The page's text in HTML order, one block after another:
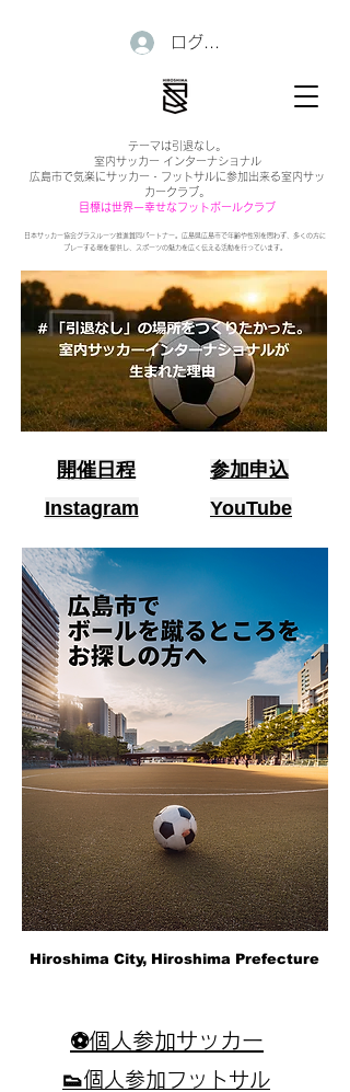
日本サッカー協会グラスルーツ推進賛同パートナー。広島県広島市で年齢や性別を問わず、多くの方に
プレーする場を提供し、スポーツの魅力を広く伝える活動を行っています。
テーマは引退なし。
室内サッカー インターナショナル
広島市で気楽にサッカー・フットサルに参加出来る室内サッ
カークラブ。
目標は世界一幸せなフットボールクラブ
ログイン
開催日程
参加申込
Instagram
YouTube
Hiroshima City, Hiroshima Prefecture
⚽個人参加サッカー
👟個人参加フットサル